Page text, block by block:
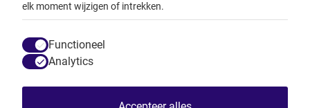
Disclaimer
Privacy
Toegankelijkheid
elk moment wijzigen of intrekken.
Functioneel
Analytics